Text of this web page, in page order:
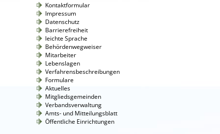
Kontaktformular
Impressum
Datenschutz
Barrierefreiheit
leichte Sprache
Behördenwegweiser
Mitarbeiter
Lebenslagen
Verfahrensbeschreibungen
Formulare
Aktuelles
Mitgliedsgemeinden
Verbandsverwaltung
Amts- und Mitteilungsblatt
Öffentliche Einrichtungen